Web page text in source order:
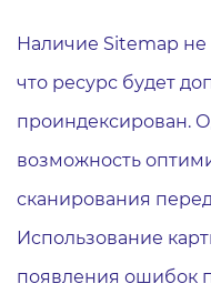
Наличие Sitemap не
что ресурс будет
проиндексирован.
возможность
сканирования
Использование
появления ошибок